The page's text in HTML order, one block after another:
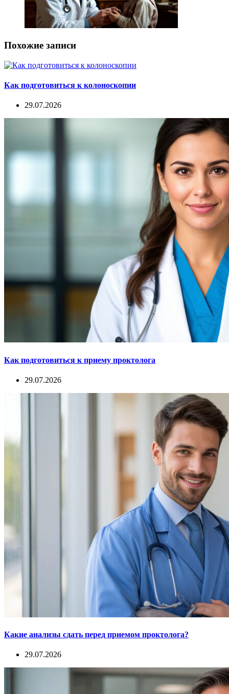
Похожие записи
Как подготовиться к колоноскопии
29.07.2026
Как подготовиться к приему проктолога
29.07.2026
Какие анализы сдать перед приемом проктолога?
29.07.2026